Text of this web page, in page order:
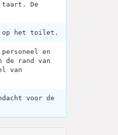
taart. De
op het toilet.
en
rand van
van
voor de